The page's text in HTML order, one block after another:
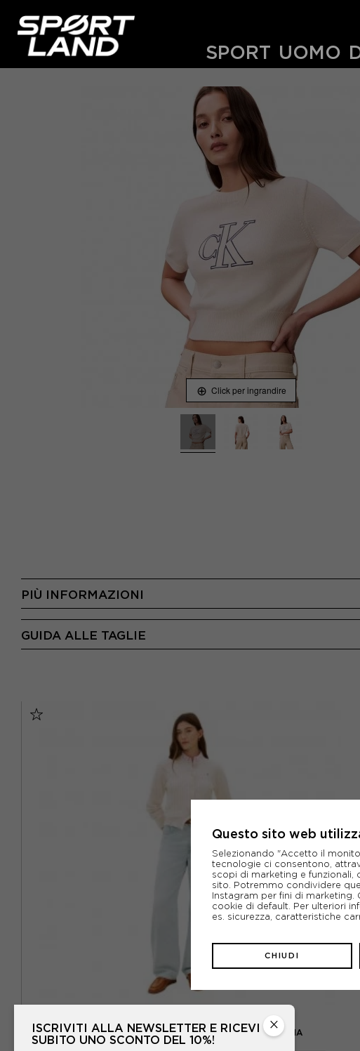
SPORT UOMO
Click per ingrandire
PIÙ INFORMAZIONI
GUIDA ALLE TAGLIE
TOMMY HILFIGER CARDIGAN TRECCE BEIGE DONNA
×
ISCRIVITI ALLA NEWSLETTER E RICEVI
SUBITO UNO SCONTO DEL 10%!
Questo sito web
Selezionando "Accetto il
tecnologie ci consentono,
scopi di marketing e funzionali,
sito. Potremmo condividere
Instagram per fini di marketing.
cookie di default. Per ulteriori
es. sicurezza, caratteristiche
CHIUDI